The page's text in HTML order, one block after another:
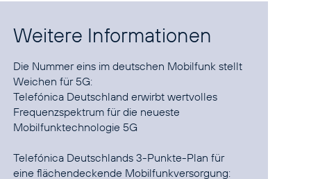
Weitere Informationen
Die Nummer eins im deutschen Mobilfunk stellt
Telefónica Deutschland erwirbt wertvolles
Frequenzspektrum für die neueste
Mobilfunktechnologie 5G
Telefónica Deutschlands 3-Punkte-Plan für